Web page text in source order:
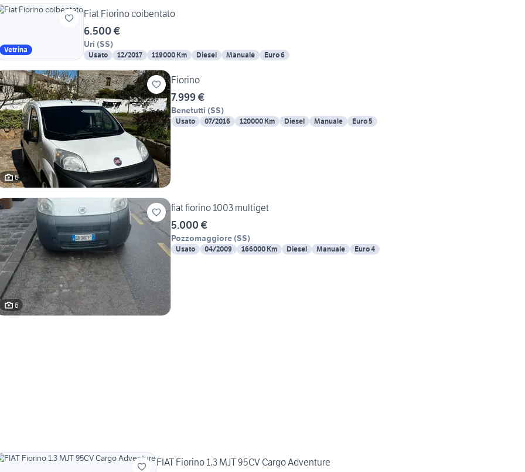
Vetrina
Fiat Fiorino coibentato
6.500 €
Uri (SS)
Usato 12/2017 119000 Km Diesel Manuale Euro 6
6
Fiorino
7.999 €
Benetutti (SS)
Usato 07/2016 120000 Km Diesel Manuale Euro 5
6
fiat fiorino 1003 multiget
5.000 €
Pozzomaggiore (SS)
Usato 04/2009 166000 Km Diesel Manuale Euro 4
FIAT Fiorino 1.3 MJT 95CV Cargo Adventure